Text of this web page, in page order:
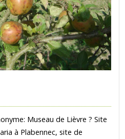
Museau de Lièvre ? Site
à Plabennec, site de